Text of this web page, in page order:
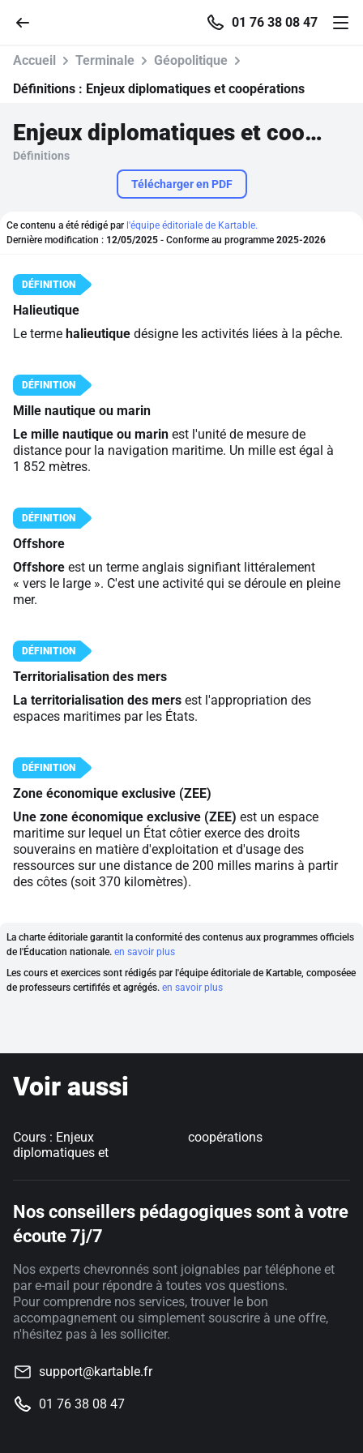
01 76 38 08 47
Accueil
Recherche
Accueil Terminale
Géopolitique
Définitions : Enjeux diplomatiques et coopérations
Enjeux diplomatiques et coopérations
Définitions
Télécharger en PDF
Ce contenu a été rédigé par l'équipe éditoriale de Kartable.
Dernière modification : 12/05/2025 - Conforme au programme 2025-2026
Halieutique
Le terme halieutique désigne les activités liées à la pêche.
Mille nautique ou marin
Le mille nautique ou marin est l'unité de mesure de
distance pour la navigation maritime. Un mille est égal à
1 852 mètres.
Offshore
Offshore est un terme anglais signifiant littéralement
« vers le large ». C'est une activité qui se déroule en pleine
mer.
Territorialisation des mers
La territorialisation des mers est l'appropriation des
espaces maritimes par les États.
Zone économique exclusive (ZEE)
Une zone économique exclusive (ZEE) est un espace
maritime sur lequel un État côtier exerce des droits
souverains en matière d'exploitation et d'usage des
ressources sur une distance de 200 milles marins à partir
des côtes (soit 370 kilomètres).
La charte éditoriale garantit la conformité des contenus aux programmes officiels
de l'Éducation nationale. en savoir plus
Les cours et exercices sont rédigés par l'équipe éditoriale de Kartable, composéee
de professeurs certififés et agrégés. en savoir plus
Voir aussi
Cours : Enjeux
diplomatiques et
coopérations
Nos conseillers pédagogiques sont à votre
écoute 7j/7
Nos experts chevronnés sont joignables par téléphone et
par e-mail pour répondre à toutes vos questions.
Pour comprendre nos services, trouver le bon
accompagnement ou simplement souscrire à une offre,
n'hésitez pas à les solliciter.
support@kartable.fr
01 76 38 08 47